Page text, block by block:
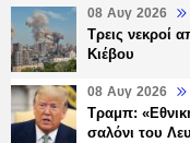
08 Αυγ 2026
Τρεις νεκροί
Κιέβου
08 Αυγ 2026
Τραμπ:
σαλόνι του